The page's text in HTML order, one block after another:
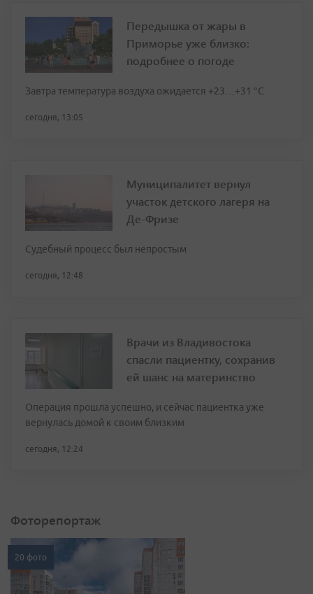
Передышка от жары в
Приморье уже близко:
подробнее о погоде
Завтра температура воздуха ожидается +23…+31 °C
сегодня, 13:05
Муниципалитет вернул
участок детского лагеря на
Де-Фризе
Судебный процесс был непростым
сегодня, 12:48
Врачи из Владивостока
спасли пациентку, сохранив
ей шанс на материнство
Операция прошла успешно, и сейчас пациентка уже
вернулась домой к своим близким
сегодня, 12:24
Фоторепортаж
20 фото